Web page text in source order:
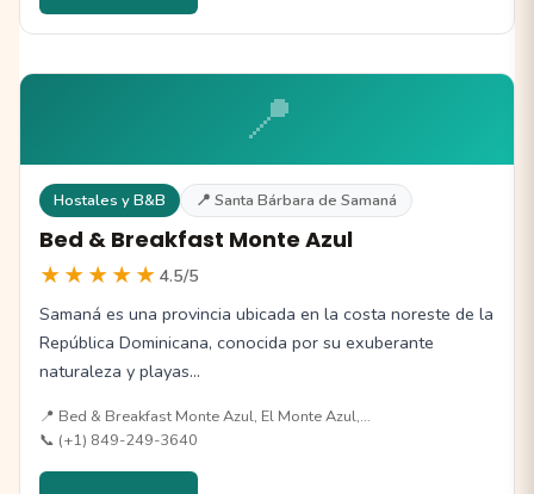
📍
Hostales y B&B 📍 Santa Bárbara de Samaná
Bed & Breakfast Monte Azul
★★★★★ 4.5/5
Samaná es una provincia ubicada en la costa noreste de la
República Dominicana, conocida por su exuberante
naturaleza y playas…
📍 Bed & Breakfast Monte Azul, El Monte Azul,…
📞 (+1) 849-249-3640